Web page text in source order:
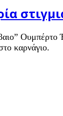
καρνάγιο.